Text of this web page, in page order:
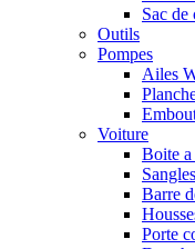
Sac de
Outils
Pompes
Ailes
Voiture
Boite a
Sangles
Barre
Porte